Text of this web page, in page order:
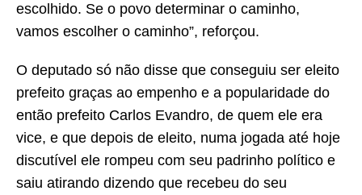
escolhido. Se o povo determinar o caminho,
vamos escolher o caminho”, reforçou.
O deputado só não disse que conseguiu ser eleito
prefeito graças ao empenho e a popularidade do
então prefeito Carlos Evandro, de quem ele era
vice, e que depois de eleito, numa jogada até hoje
discutível ele rompeu com seu padrinho político e
saiu atirando dizendo que recebeu do seu